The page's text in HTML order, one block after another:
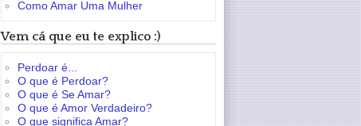
Como Amar Uma Mulher
Vem cá que eu te explico :)
Perdoar é...
O que é Perdoar?
O que é Se Amar?
O que é Amor Verdadeiro?
O que significa Amar?